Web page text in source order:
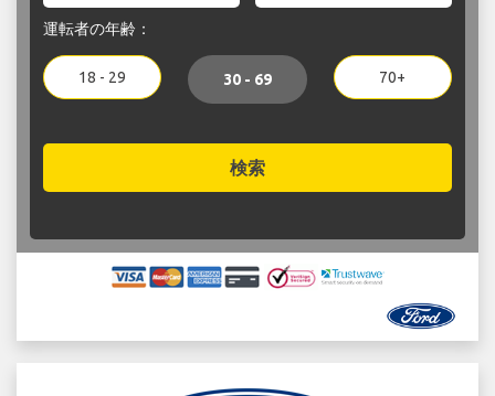
運転者の年齢：
18 - 29 30 - 69 70+
検索